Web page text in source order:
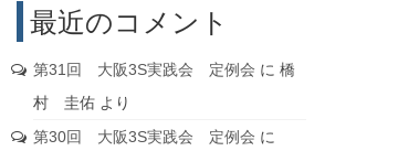
最近のコメント
第31回 大阪3S実践会 定例会 に 橋
村 圭佑より
第30回 大阪3S実践会 定例会 に